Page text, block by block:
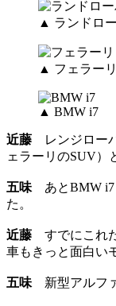
▲ ランドロ
▲ フェラー
▲ BMW i7
近藤 レンジロー
ェラーリのSUV）
五味あとBMW i7
た。
近藤 すでにこれ
車もきっと面白い
五味新型アルファ